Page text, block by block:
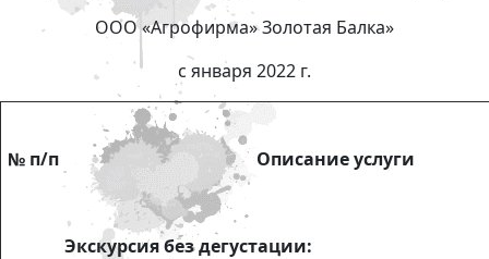
ООО «Агрофирма» Золотая Балка»
с января 2022 г.
№ п/п Описание услуги
Экскурсия без дегустации: